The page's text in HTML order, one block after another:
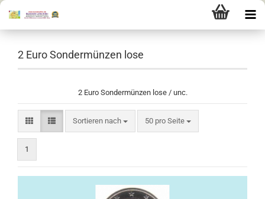
2 Euro Sondermünzen lose
2 Euro Sondermünzen lose / unc.
Sortieren nach
Sortieren nach 50 pro Seite
pro Seite
1